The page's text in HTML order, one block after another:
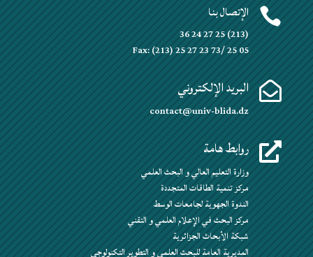
 الإتصال بنا
(213) 25 27 24 36
Fax: (213) 25 27 23 73/ 25 05
 البريد الإلكتروني
contact@univ-blida.dz
 روابط هامة
وزارة التعليم العالي و البحث العلمي
مركز تنمية الطاقات المتجددة
الندوة الجهوية لجامعات الوسط
مركز البحث في الإعلام العلمي و التقني
شبكة الأبحاث الجزائرية
المديرية العامة للبحث العلمي و التطوير التكنولوجي